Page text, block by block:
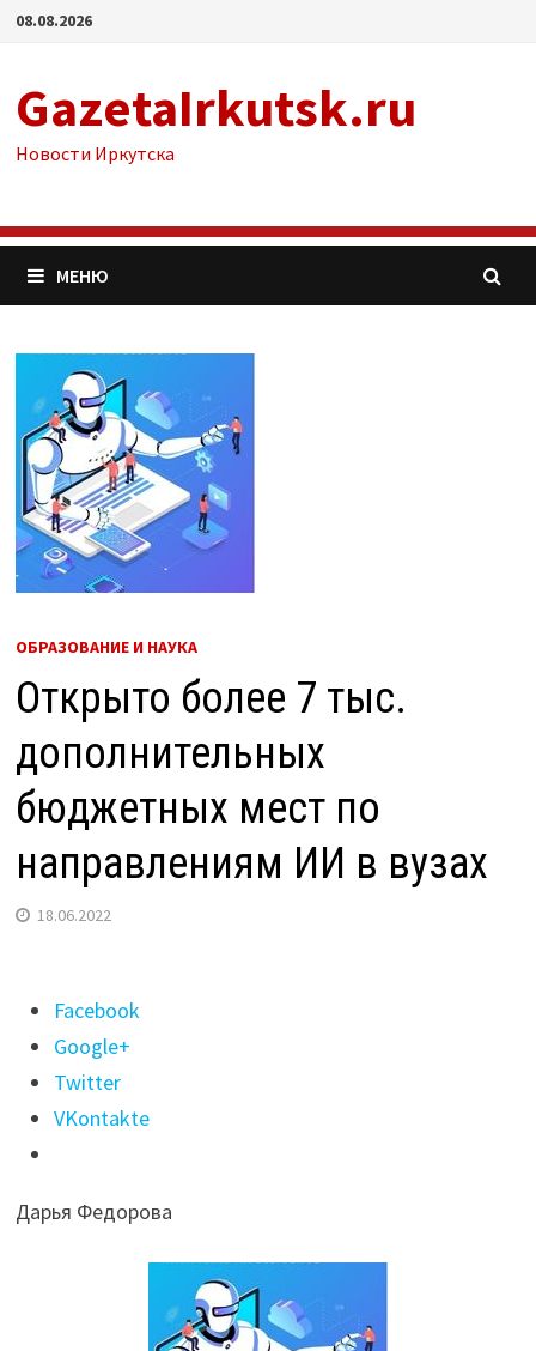
Перейти
08.08.2026
GazetaIrkutsk.ru
Новости Иркутска
МЕНЮ
ОБРАЗОВАНИЕ И НАУКА
Открыто более 7 тыс.
дополнительных
бюджетных мест по
направлениям ИИ в вузах
18.06.2022
Поделиться
"Открыто
более
тыс.
бюджетных
Facebook
Google+
Twitter
VKontakte
Дарья Федорова